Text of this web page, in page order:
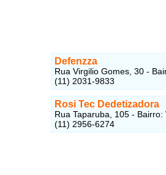
Defenzza
Rua Virgilio Gomes, 30 -
(11) 2031-9833
Rosi Tec Dedetizadora
Rua Taparuba, 105 -
(11) 2956-6274